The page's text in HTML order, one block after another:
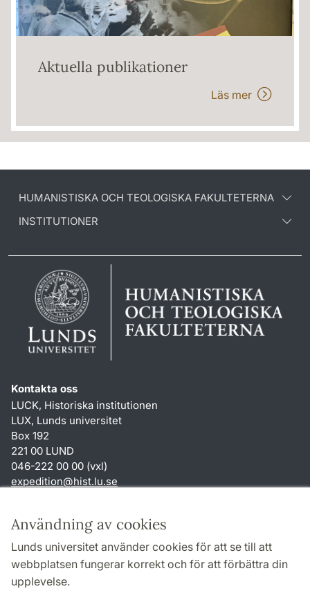
Användning av cookies
Lunds universitet använder cookies för att se till att
webbplatsen fungerar korrekt och för att förbättra din
upplevelse.
Aktuella publikationer
Läs mer
HUMANISTISKA OCH TEOLOGISKA FAKULTETERNA
INSTITUTIONER
Kontakta oss
LUCK, Historiska institutionen
LUX, Lunds universitet
Box 192
221 00 LUND
046-222 00 00 (vxl)
expedition@hist.lu.se
Genvägar
Om webbplatsen och cookies
Behandling av personuppgifter
Tillgänglighetsredogörelse